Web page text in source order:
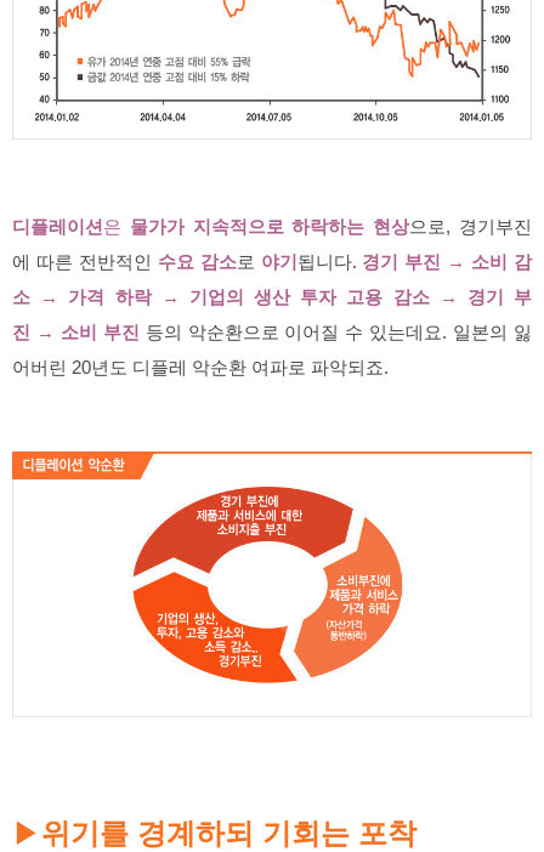
디플레이션 은 물가가 지속적으로 하락하는 현상으로, 경기부진
에 따른 전반적인 수요 감소로 야기 됩니다. 경기 부진 → 소비 감
소
→ 가격 하락 → 기업의 생산 투자 고용 감소 →
경기 부
진
→ 소비 부진
등의 악순환으로 이어질 수 있는데요. 일본의 잃
어버린 20년도 디플레 악순환 여파로 파악되죠.
▶위기를 경계하되 기회는 포착